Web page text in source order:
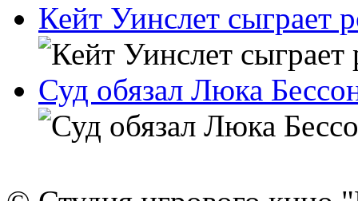
Кейт Уинслет сыграет
Суд обязал Люка